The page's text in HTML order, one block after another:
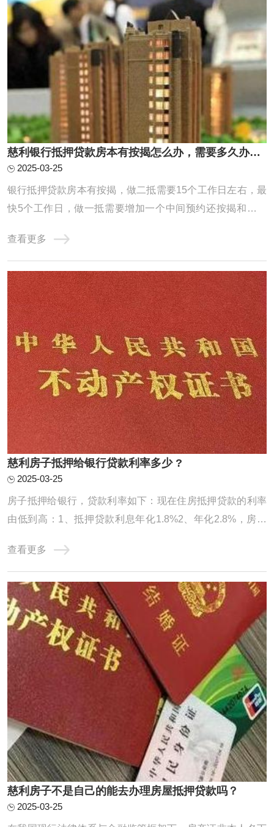
慈利银行抵押贷款房本有按揭怎么办，需要多久办下来？
2025-03-25
银行抵押贷款房本有按揭，做二抵需要15个工作日左右，最
快5个工作日，做一抵需要增加一个中间预约还按揭和解压
也就是从还款到解压完需要花费一周时间，所以总共就是需
要20个工作日左右能放款。一抵具体操作流程梳理：预约提
前还款，一般需要提前半个月左右预约，特殊 ...
查看更多
慈利房子抵押给银行贷款利率多少 ?
2025-03-25
房子抵押给银行，贷款利率如下：现在住房抵押贷款的利率
由低到高：1、抵押贷款利息年化1.8%2、年化2.8%，房本
2.95%，100万月还款24584、不上个人征信，不看负债，年
化3%，最长10年，持股3个月可以通过抵押转贷。前提是利
息合适。你的条件符合银行要求。银行抵押贷款房 ...
查看更多
慈利房子不是自己的能去办理房屋抵押贷款吗？
2025-03-25